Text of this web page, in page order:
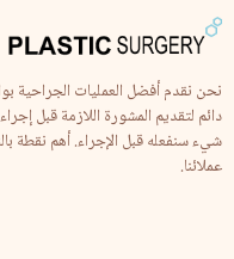
نحن نقدم أفضل العمليات الجراحية
دائم لتقديم المشورة اللازمة قبل
شيء سنفعله قبل الإجراء. أهم نقطة
عملائنا.